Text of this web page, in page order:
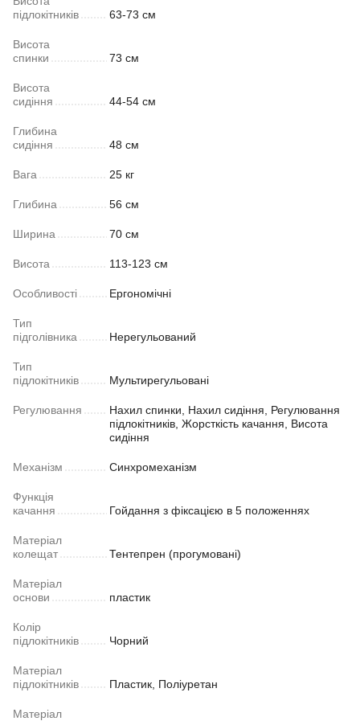
підлокітників
63-73 см
Висота
спинки
73 см
Висота
сидіння
44-54 см
Глибина
сидіння
48 см
Вага 25 кг
Глибина 56 см
Ширина 70 см
Висота 113-123 см
Особливості Ергономічні
Тип
підголівника
Нерегульований
Тип
підлокітників
Мультирегульовані
Регулювання
Нахил спинки, Нахил сидіння, Регулювання
підлокітників, Жорсткість качання, Висота
сидіння
Механізм Синхромеханізм
Функція
качання
Гойдання з фіксацією в 5 положеннях
Матеріал
колещат
Тентепрен (прогумовані)
Матеріал
основи
пластик
Колір
підлокітників
Чорний
Матеріал
підлокітників
Пластик, Поліуретан
Матеріал